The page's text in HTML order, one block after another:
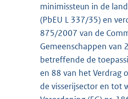
minimissteun in de
(PbEU L 337/35) en
875/2007 van de
Gemeenschappen van
betreffende de
en 88 van het Verdrag
de visserijsector en tot